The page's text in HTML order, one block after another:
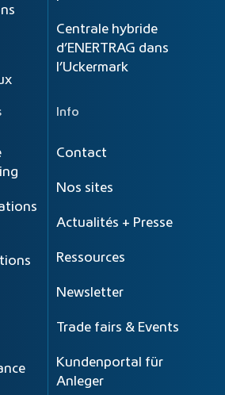
Centrale hybride
d’ENERTRAG dans
l’Uckermark
Info
Contact
Nos sites
Actualités + Presse
Ressources
Newsletter
Trade fairs & Events
Kundenportal für
Anleger